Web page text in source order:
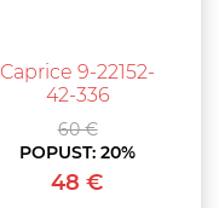
Caprice 9-22152-
42-336
60 €
POPUST:20%
48 €